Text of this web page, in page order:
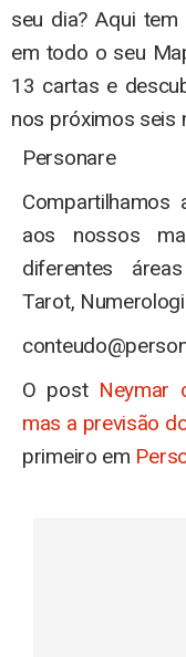
seu dia? Aqui tem
em todo o seu
13 cartas e
nos próximos seis
Personare
Compartilhamos
aos nossos
diferentes
Tarot,
O post Neymar
mas a previsão
primeiro em